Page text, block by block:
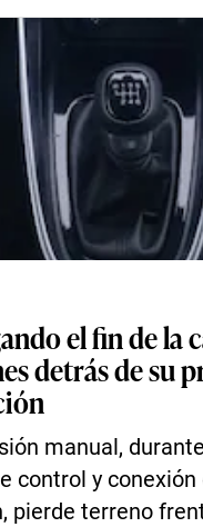
el fin de la
detrás de su
manual,
control y conexión
pierde terreno